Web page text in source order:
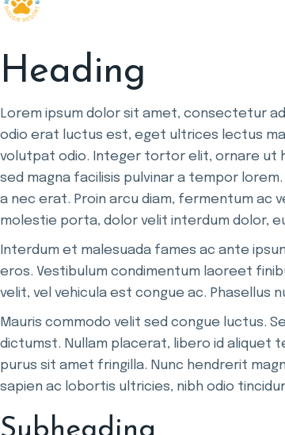
Heading
Lorem ipsum dolor sit amet, consectetur
odio erat luctus est, eget ultrices lectus
volutpat odio. Integer tortor elit, ornare ut
sed magna facilisis pulvinar a tempor
a nec erat. Proin arcu diam, fermentum ac
molestie porta, dolor velit interdum dolor,
Interdum et malesuada fames ac ante
eros. Vestibulum condimentum laoreet
velit, vel vehicula est congue ac. Phasellus
Mauris commodo velit sed congue luctus.
dictumst. Nullam placerat, libero id aliquet
purus sit amet fringilla. Nunc hendrerit
sapien ac lobortis ultricies, nibh odio